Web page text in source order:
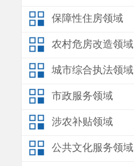
保障性住房领域
农村危房改造领域
城市综合执法领域
市政服务领域
涉农补贴领域
公共文化服务领域